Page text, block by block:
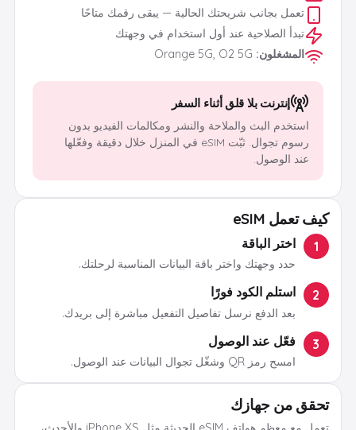
تعمل بجانب شريحتك الحالية — يبقى رقمك متاحًا
تبدأ الصلاحية عند أول استخدام في وجهتك
المشغلون:
Orange 5G, O2 5G
إنترنت بلا قلق أثناء السفر
استخدم البث والملاحة والنشر ومكالمات الفيديو بدون
رسوم تجوال. ثبّت eSIM في المنزل خلال دقيقة وفعّلها
عند الوصول.
كيف تعمل eSIM
1 اختر الباقة
حدد وجهتك واختر باقة البيانات المناسبة لرحلتك.
2 استلم الكود فورًا
بعد الدفع نرسل تفاصيل التفعيل مباشرة إلى بريدك.
3 فعّل عند الوصول
امسح رمز QR وشغّل تجوال البيانات عند الوصول.
تحقق من جهازك